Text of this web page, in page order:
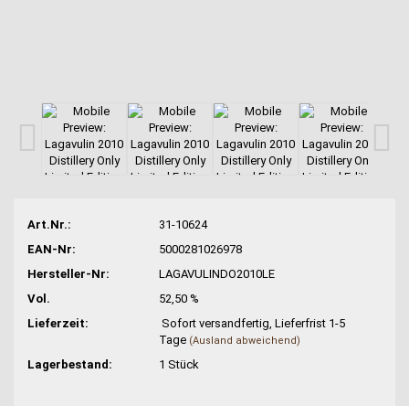
Art.Nr.:
31-10624
EAN-Nr:
5000281026978
Hersteller-Nr:
LAGAVULINDO2010LE
Vol.
52,50 %
Lieferzeit:
Sofort versandfertig, Lieferfrist 1-5
Tage (Ausland abweichend)
Lagerbestand: 1Stück